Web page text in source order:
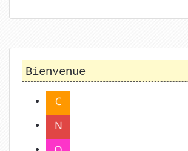
Bienvenue